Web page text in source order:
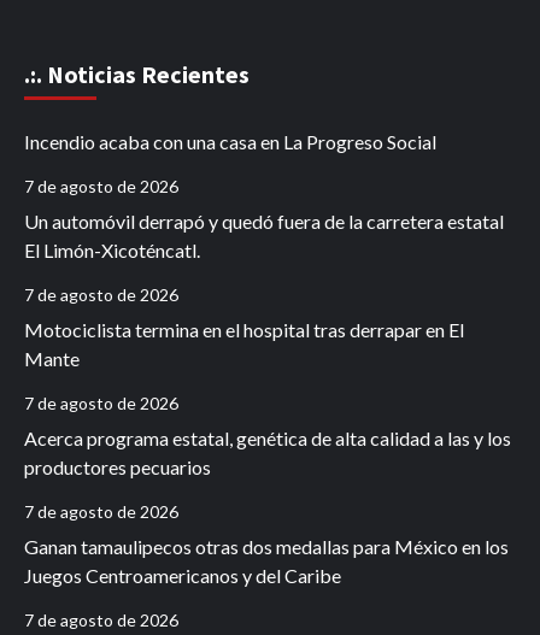
.:. Noticias Recientes
Incendio acaba con una casa en La Progreso Social
7 de agosto de 2026
Un automóvil derrapó y quedó fuera de la carretera estatal
El Limón-Xicoténcatl.
7 de agosto de 2026
Motociclista termina en el hospital tras derrapar en El
Mante
7 de agosto de 2026
Acerca programa estatal, genética de alta calidad a las y los
productores pecuarios
7 de agosto de 2026
Ganan tamaulipecos otras dos medallas para México en los
Juegos Centroamericanos y del Caribe
7 de agosto de 2026